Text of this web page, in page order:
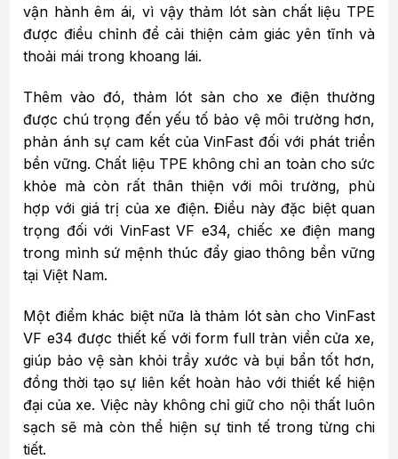
vận hành êm ái, vì vậy thảm lót sàn chất liệu TPE
được điều chỉnh để cải thiện cảm giác yên tĩnh và
thoải mái trong khoang lái.
Thêm vào đó, thảm lót sàn cho xe điện thường
được chú trọng đến yếu tố bảo vệ môi trường hơn,
phản ánh sự cam kết của VinFast đối với phát triển
bền vững. Chất liệu TPE không chỉ an toàn cho sức
khỏe mà còn rất thân thiện với môi trường, phù
hợp với giá trị của xe điện. Điều này đặc biệt quan
trọng đối với VinFast VF e34, chiếc xe điện mang
trong mình sứ mệnh thúc đẩy giao thông bền vững
tại Việt Nam.
Một điểm khác biệt nữa là thảm lót sàn cho VinFast
VF e34 được thiết kế với form full tràn viền cửa xe,
giúp bảo vệ sàn khỏi trầy xước và bụi bẩn tốt hơn,
đồng thời tạo sự liên kết hoàn hảo với thiết kế hiện
đại của xe. Việc này không chỉ giữ cho nội thất luôn
sạch sẽ mà còn thể hiện sự tinh tế trong từng chi
tiết.